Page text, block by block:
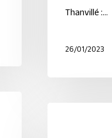
Thanvillé :…
26/01/2023